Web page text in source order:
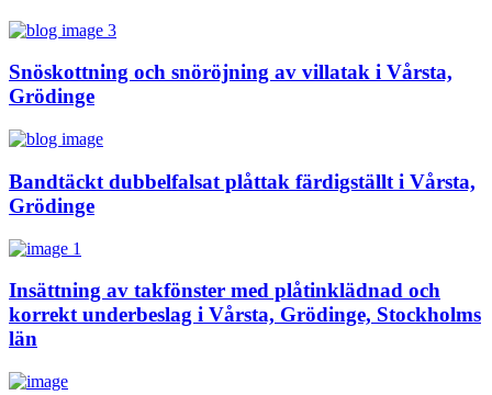
Snöskottning och snöröjning av villatak i Vårsta,
Grödinge
Bandtäckt dubbelfalsat plåttak färdigställt i Vårsta,
Grödinge
Insättning av takfönster med plåtinklädnad och
korrekt underbeslag i Vårsta, Grödinge, Stockholms
län